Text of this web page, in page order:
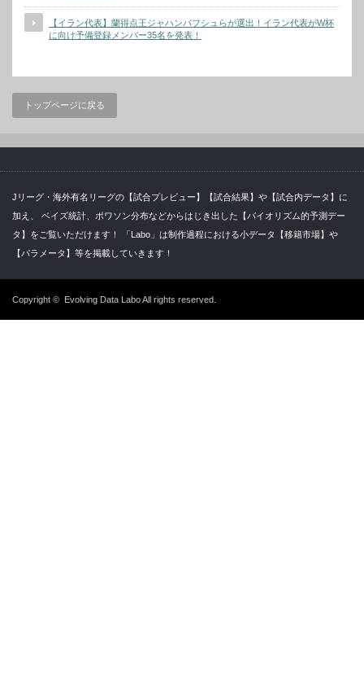
【イラン代表】蘭得点王ジャハンバフシュらが選出！イラン代表がW杯
に向け予備登録メンバー35名を発表！
トップページに戻る
Jリーグ・海外有名リーグの【試合プレビュー】【試合結果】や【試合内データ】に
加え、 ベイズ統計、ポワソン分布などからはじき出した【バイオリズム的予測デー
タ】をご覧いただけます！ 「Labo」は制作過程における小データ【移籍市場】や
【パラメータ】等を掲載していきます！
Copyright © Evolving Data LaboAll rights reserved.